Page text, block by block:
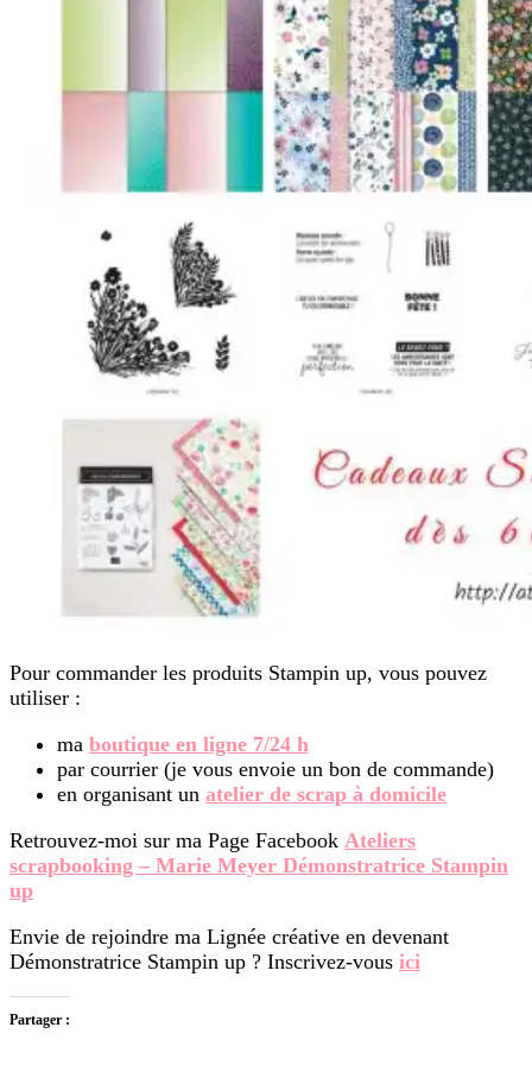
Pour commander les produits Stampin up, vous pouvez
utiliser :
ma boutique en ligne 7/24 h
par courrier (je vous envoie un bon de commande)
en organisant un atelier de scrap à domicile
Retrouvez-moi sur ma Page Facebook Ateliers
scrapbooking – Marie Meyer Démonstratrice Stampin
up
Envie de rejoindre ma Lignée créative en devenant
Démonstratrice Stampin up ? Inscrivez-vous ici
Partager :